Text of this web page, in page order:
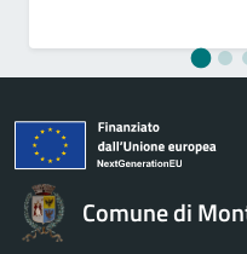
Comune di